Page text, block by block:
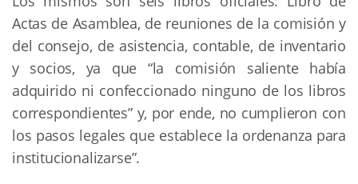
Actas de Asamblea, de reuniones de la comisión y
del consejo, de asistencia, contable, de inventario
y socios, ya que “la comisión saliente había
adquirido ni confeccionado ninguno de los libros
correspondientes” y, por ende, no cumplieron con
los pasos legales que establece la ordenanza para
institucionalizarse”.